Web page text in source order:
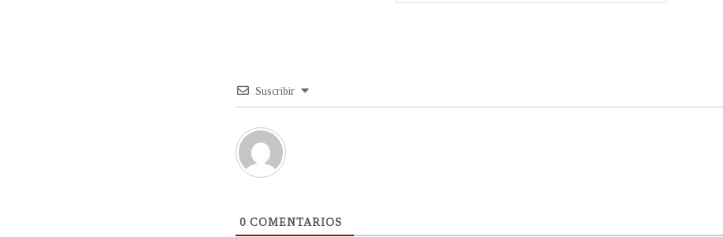
Suscribir
0 COMENTARIOS